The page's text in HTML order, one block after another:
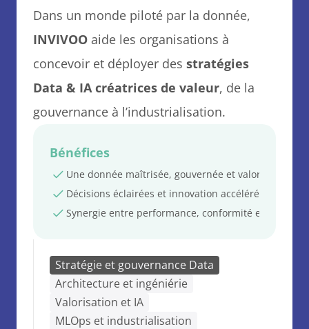
INVIVOO aide les organisations à
concevoir et déployer des stratégies
Data & IA créatrices de valeur, de la
gouvernance à l’industrialisation.
Bénéfices
Une donnée maîtrisée, gouvernée et valorisée.
Décisions éclairées et innovation accélérée.
Synergie entre performance, conformité et
Stratégie et gouvernance Data
Architecture et ingéniérie
Valorisation et IA
MLOps et industrialisation